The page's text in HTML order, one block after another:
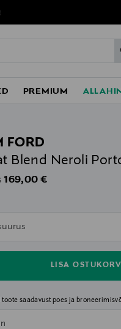
PREMIUM
FORD
Blend Neroli
Original Price
169,00 €
LISA
toote saadavust poes ja